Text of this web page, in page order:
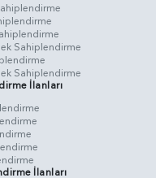
Sahiplendirme
Sahiplendirme
İlanları
İlanları